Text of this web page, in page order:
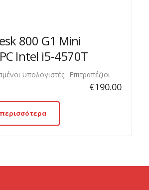
800 G1 Mini
Intel i5-4570T
υπολογιστές Επιτραπέζιοι
€190.00